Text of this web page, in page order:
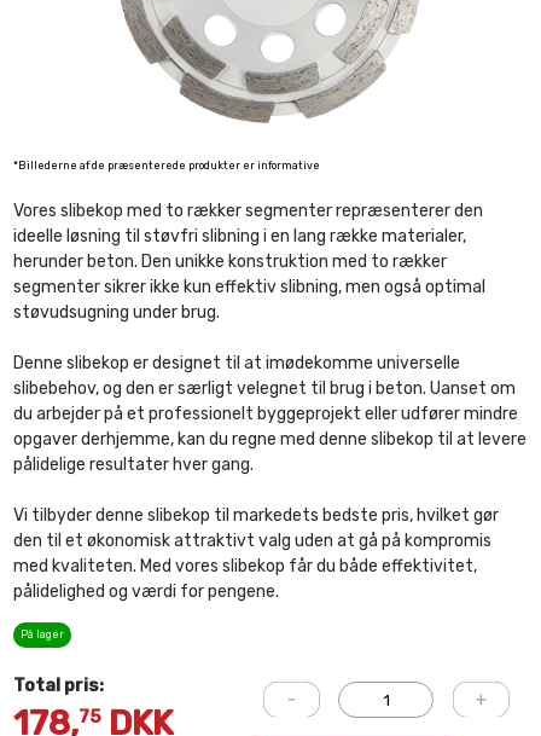
*Billederne af de præsenterede produkter er informative
Vores slibekop med to rækker segmenter repræsenterer den
ideelle løsning til støvfri slibning i en lang række materialer,
herunder beton. Den unikke konstruktion med to rækker
segmenter sikrer ikke kun effektiv slibning, men også optimal
støvudsugning under brug.
Denne slibekop er designet til at imødekomme universelle
slibebehov, og den er særligt velegnet til brug i beton. Uanset om
du arbejder på et professionelt byggeprojekt eller udfører mindre
opgaver derhjemme, kan du regne med denne slibekop til at levere
pålidelige resultater hver gang.
Vi tilbyder denne slibekop til markedets bedste pris, hvilket gør
den til et økonomisk attraktivt valg uden at gå på kompromis
med kvaliteten. Med vores slibekop får du både effektivitet,
pålidelighed og værdi for pengene.
På lager
Total pris:
178,75 DKK